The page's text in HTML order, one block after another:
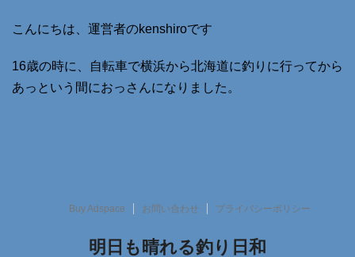
こんにちは、運営者のkenshiroです
16歳の時に、自転車で横浜から北海道に釣りに行ってから
あっという間におっさんになりました。
Buy Adspace お問い合わせ プライバシーポリシー
明日も晴れる釣り日和